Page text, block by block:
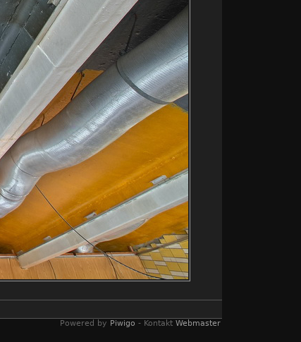
Powered by Piwigo - Kontakt Webmaster